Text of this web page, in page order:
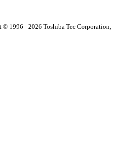
© 1996 - 2026 Toshiba Tec Corporation,